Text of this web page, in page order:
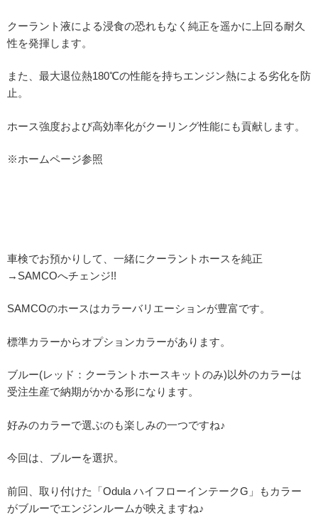
クーラント液による浸食の恐れもなく純正を遥かに上回る耐久
性を発揮します。
また、最大退位熱180℃の性能を持ちエンジン熱による劣化を防
止。
ホース強度および高効率化がクーリング性能にも貢献します。
※ホームページ参照
車検でお預かりして、一緒にクーラントホースを純正
→SAMCOへチェンジ!!
SAMCOのホースはカラーバリエーションが豊富です。
標準カラーからオプションカラーがあります。
ブルー(レッド：クーラントホースキットのみ)以外のカラーは
受注生産で納期がかかる形になります。
好みのカラーで選ぶのも楽しみの一つですね♪
今回は、ブルーを選択。
前回、取り付けた「Odula ハイフローインテークG」もカラー
がブルーでエンジンルームが映えますね♪